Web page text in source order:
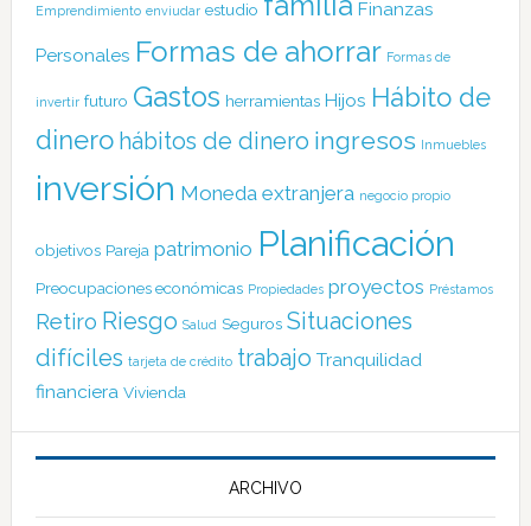
Emprendimiento enviudar estudio Finanzas
Personales Formas de ahorrar Formas de
invertir futuro Gastos herramientas Hijos Hábito de
dinero hábitos de dinero ingresos Inmuebles
inversión Moneda extranjera negocio propio
objetivos Pareja patrimonio Planificación
Preocupaciones económicas Propiedades proyectos Préstamos
Retiro Riesgo Salud Seguros Situaciones
difíciles tarjeta de crédito trabajo Tranquilidad
financiera Vivienda
ARCHIVO